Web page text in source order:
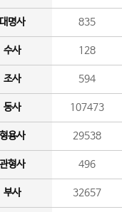
명사 835
수사 128
조사 594
동사 107473
용사 29538
형사 496
부사 32657